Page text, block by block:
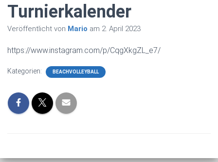
Turnierkalender
Veröffentlicht von Mario am 2. April 2023
https://www.instagram.com/p/CqgXkgZL_e7/
Kategorien: BEACHVOLLEYBALL